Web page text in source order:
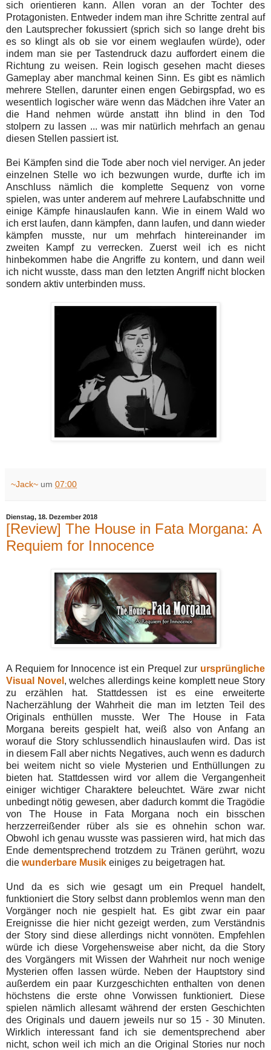
sich orientieren kann. Allen voran an der Tochter des
Protagonisten. Entweder indem man ihre Schritte zentral auf
den Lautsprecher fokussiert (sprich sich so lange dreht bis
es so klingt als ob sie vor einem weglaufen würde), oder
indem man sie per Tastendruck dazu auffordert einem die
Richtung zu weisen. Rein logisch gesehen macht dieses
Gameplay aber manchmal keinen Sinn. Es gibt es nämlich
mehrere Stellen, darunter einen engen Gebirgspfad, wo es
wesentlich logischer wäre wenn das Mädchen ihre Vater an
die Hand nehmen würde anstatt ihn blind in den Tod
stolpern zu lassen ... was mir natürlich mehrfach an genau
diesen Stellen passiert ist.
Bei Kämpfen sind die Tode aber noch viel nerviger. An jeder
einzelnen Stelle wo ich bezwungen wurde, durfte ich im
Anschluss nämlich die komplette Sequenz von vorne
spielen, was unter anderem auf mehrere Laufabschnitte und
einige Kämpfe hinauslaufen kann. Wie in einem Wald wo
ich erst laufen, dann kämpfen, dann laufen, und dann wieder
kämpfen musste, nur um mehrfach hintereinander im
zweiten Kampf zu verrecken. Zuerst weil ich es nicht
hinbekommen habe die Angriffe zu kontern, und dann weil
ich nicht wusste, dass man den letzten Angriff nicht blocken
sondern aktiv unterbinden muss.
~Jack~ um 07:00
Dienstag, 18. Dezember 2018
[Review] The House in Fata Morgana: A
Requiem for Innocence
A Requiem for Innocence ist ein Prequel zur ursprüngliche
Visual Novel , welches allerdings keine komplett neue Story
zu erzählen hat. Stattdessen ist es eine erweiterte
Nacherzählung der Wahrheit die man im letzten Teil des
Originals enthüllen musste. Wer The House in Fata
Morgana bereits gespielt hat, weiß also von Anfang an
worauf die Story schlussendlich hinauslaufen wird. Das ist
in diesem Fall aber nichts Negatives, auch wenn es dadurch
bei weitem nicht so viele Mysterien und Enthüllungen zu
bieten hat. Stattdessen wird vor allem die Vergangenheit
einiger wichtiger Charaktere beleuchtet. Wäre zwar nicht
unbedingt nötig gewesen, aber dadurch kommt die Tragödie
von The House in Fata Morgana noch ein bisschen
herzzerreißender rüber als sie es ohnehin schon war.
Obwohl ich genau wusste was passieren wird, hat mich das
Ende dementsprechend trotzdem zu Tränen gerührt, wozu
die wunderbare Musik einiges zu beigetragen hat.
Und da es sich wie gesagt um ein Prequel handelt,
funktioniert die Story selbst dann problemlos wenn man den
Vorgänger noch nie gespielt hat. Es gibt zwar ein paar
Ereignisse die hier nicht gezeigt werden, zum Verständnis
der Story sind diese allerdings nicht vonnöten. Empfehlen
würde ich diese Vorgehensweise aber nicht, da die Story
des Vorgängers mit Wissen der Wahrheit nur noch wenige
Mysterien offen lassen würde. Neben der Hauptstory sind
außerdem ein paar Kurzgeschichten enthalten von denen
höchstens die erste ohne Vorwissen funktioniert. Diese
spielen nämlich allesamt während der ersten Geschichten
des Originals und dauern jeweils nur so 15 - 30 Minuten.
Wirklich interessant fand ich sie dementsprechend aber
nicht, schon weil ich mich an die Original Stories nur noch